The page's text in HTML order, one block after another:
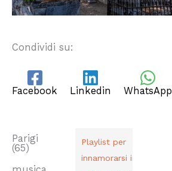
Condividi su:
Facebook Linkedin WhatsApp
Playlist per
innamorarsi in
Parigi
(65)